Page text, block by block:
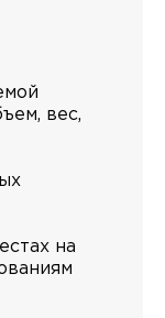
вес,
на